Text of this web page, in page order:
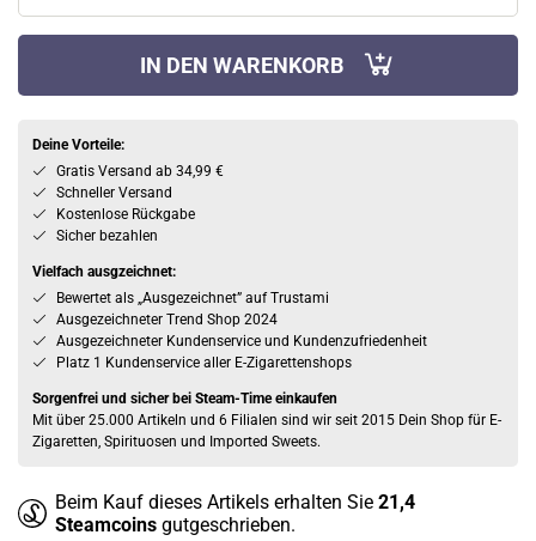
IN DEN WARENKORB
Deine Vorteile:
Gratis Versand ab 34,99 €
Schneller Versand
Kostenlose Rückgabe
Sicher bezahlen
Vielfach ausgzeichnet:
Bewertet als „Ausgezeichnet” auf Trustami
Ausgezeichneter Trend Shop 2024
Ausgezeichneter Kundenservice und Kundenzufriedenheit
Platz 1 Kundenservice aller E-Zigarettenshops
Sorgenfrei und sicher bei Steam-Time einkaufen
Mit über 25.000 Artikeln und 6 Filialen sind wir seit 2015 Dein Shop für E-
Zigaretten, Spirituosen und Imported Sweets.
Beim Kauf dieses Artikels erhalten Sie 21,4
Steamcoins gutgeschrieben.